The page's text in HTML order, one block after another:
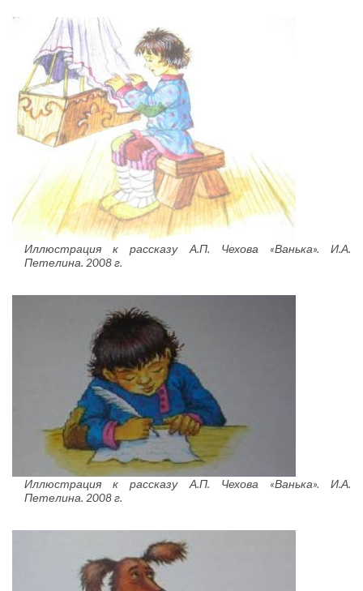
Иллюстрация к рассказу А.П. Чехова «Ванька». И.А.
Петелина. 2008 г.
Иллюстрация к рассказу А.П. Чехова «Ванька». И.А.
Петелина. 2008 г.